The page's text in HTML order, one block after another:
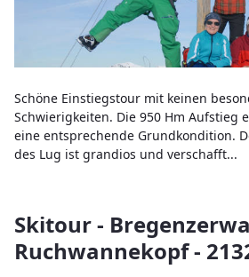
Schöne Einstiegstour mit keinen
Schwierigkeiten. Die 950 Hm Aufstieg
eine entsprechende Grundkondition.
des Lug ist grandios und verschafft...
Skitour -
Ruchwannekopf -